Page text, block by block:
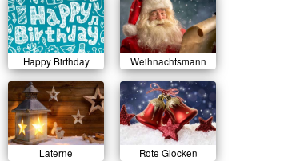
Happy Birthday Weihnachtsmann
Laterne Rote Glocken